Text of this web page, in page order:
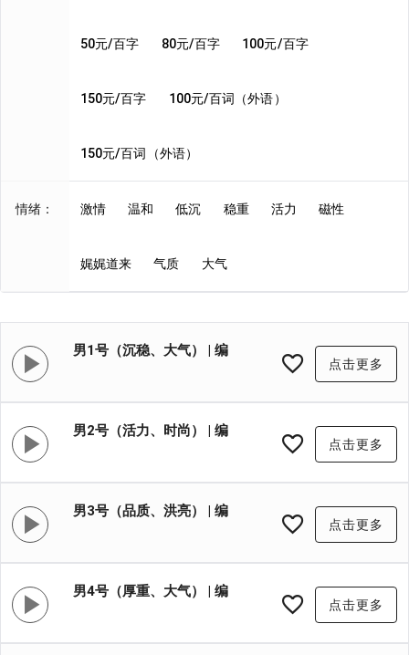
50元/百字 80元/百字 100元/百字
150元/百字 100元/百词（外语）
150元/百词（外语）
情绪： 激情 温和 低沉 稳重 活力 磁性
娓娓道来 气质 大气
男1号（沉稳、大气） | 编
号:XYB001
点击更多
男2号（活力、时尚） | 编
号:XYB002
点击更多
男3号（品质、洪亮） | 编
号:XYB003
点击更多
男4号（厚重、大气） | 编
号:XYB004
点击更多